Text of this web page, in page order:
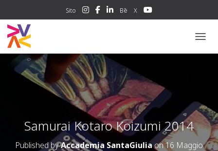
Sito Bē X
Samurai Kotaro Koizumi 2014
Published byAccademia SantaGiuliaon16 Maggio